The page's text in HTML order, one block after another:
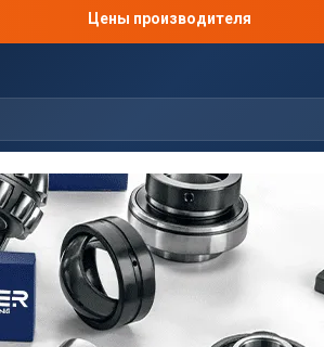
Оригинальная продукция в короткие сроки